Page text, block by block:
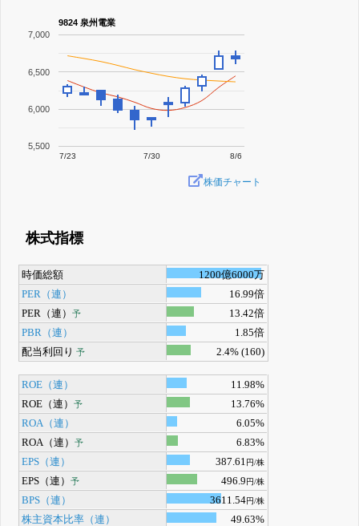
9824 泉州電業
7/23 7/30 8/6
5,500
6,000
6,500
7,000
株価チャート
株式指標
時価総額
1200億6000万
PER（連）
16.99倍
PER（連）予
13.42倍
PBR（連）
1.85倍
配当利回り 予 2.4% (160)
ROE（連）
11.98%
ROE（連）予
13.76%
ROA（連）
6.05%
ROA（連）予
6.83%
EPS（連）
387.61円/株
EPS（連）予 496.9円/株
BPS（連） 3611.54円/株
株主資本比率（連） 49.63%